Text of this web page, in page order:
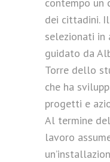
contempo
dei cittadini.
selezionati in
guidato da
Torre dello
che ha
progetti e
Al termine
lavoro